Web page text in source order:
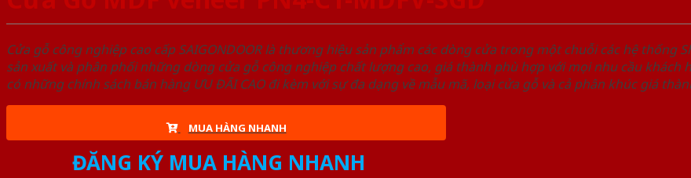
Cửa gỗ công nghiệp cao cấp SAIGONDOOR là thương hiệu sản phẩm các dòng cửa trong một chuỗi các hệ thống
sản xuất và phân phối những dòng cửa gỗ công nghiệp chất lượng cao, giá thành phù hợp với mọi nhu cầu khách
có những chính sách bán hàng ƯU ĐÃI CAO đi kèm với sự đa dạng về mẫu mã, loại cửa gỗ và cả phân khúc giá
MUA HÀNG NHANH
ĐĂNG KÝ MUA HÀNG NHANH